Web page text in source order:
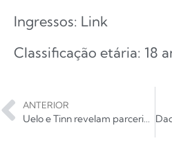
Ingressos: Link
Classificação etária: 18
ANTERIOR
Uelo e Tinn revelam parceria com “Eu Odeio Despedidas”